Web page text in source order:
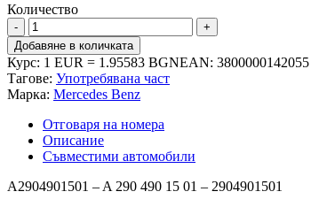
Количество
количество
за
Бленда
лява
A2904901501
GT
W290
Добавяне в количката
Курс: 1 EUR = 1.95583 BGNEAN: 3800000142055
Тагове: Употребявана част
Марка: Mercedes Benz
Отговаря на номера
Описание
Съвместими автомобили
A2904901501 – A 290 490 15 01 – 2904901501